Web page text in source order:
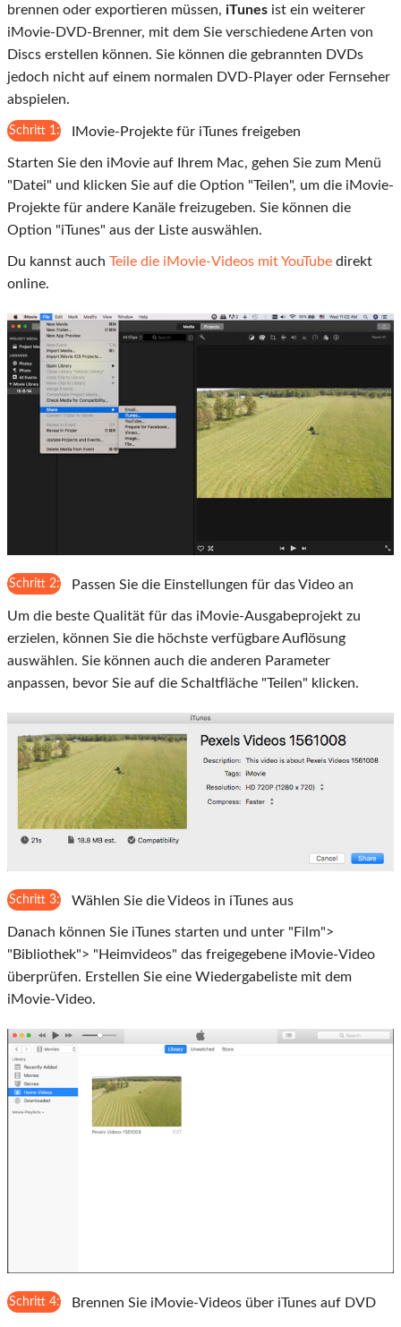
brennen oder exportieren müssen, iTunes ist ein weiterer
iMovie-DVD-Brenner, mit dem Sie verschiedene Arten von
Discs erstellen können. Sie können die gebrannten DVDs
jedoch nicht auf einem normalen DVD-Player oder Fernseher
abspielen.
Schritt 1: IMovie-Projekte für iTunes freigeben
Starten Sie den iMovie auf Ihrem Mac, gehen Sie zum Menü
"Datei" und klicken Sie auf die Option "Teilen", um die iMovie-
Projekte für andere Kanäle freizugeben. Sie können die
Option "iTunes" aus der Liste auswählen.
Du kannst auch Teile die iMovie-Videos mit YouTube direkt
online.
Schritt 2: Passen Sie die Einstellungen für das Video an
Um die beste Qualität für das iMovie-Ausgabeprojekt zu
erzielen, können Sie die höchste verfügbare Auflösung
auswählen. Sie können auch die anderen Parameter
anpassen, bevor Sie auf die Schaltfläche "Teilen" klicken.
Schritt 3: Wählen Sie die Videos in iTunes aus
Danach können Sie iTunes starten und unter "Film">
"Bibliothek"> "Heimvideos" das freigegebene iMovie-Video
überprüfen. Erstellen Sie eine Wiedergabeliste mit dem
iMovie-Video.
Schritt 4: Brennen Sie iMovie-Videos über iTunes auf DVD